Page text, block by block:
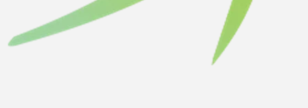
- Gympartnerlogga